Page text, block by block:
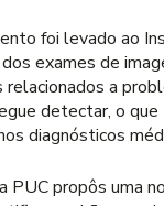
foi levado ao
exames de
a
detectar, o
diagnósticos
PUC propôs uma